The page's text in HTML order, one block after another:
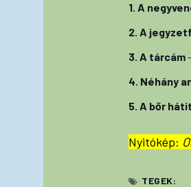
1. A
2. A
3. A tárcám
4. Néhány
5. A bőr
Nyitókép:
TEGEK: